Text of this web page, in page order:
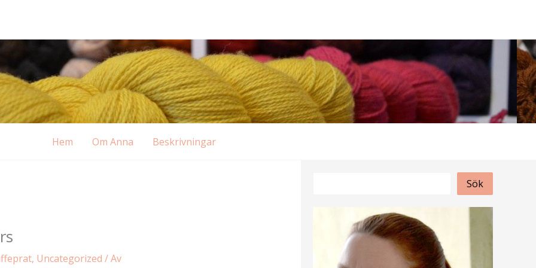
Hem Om Anna Beskrivningar
, Uncategorized / Av
Sök